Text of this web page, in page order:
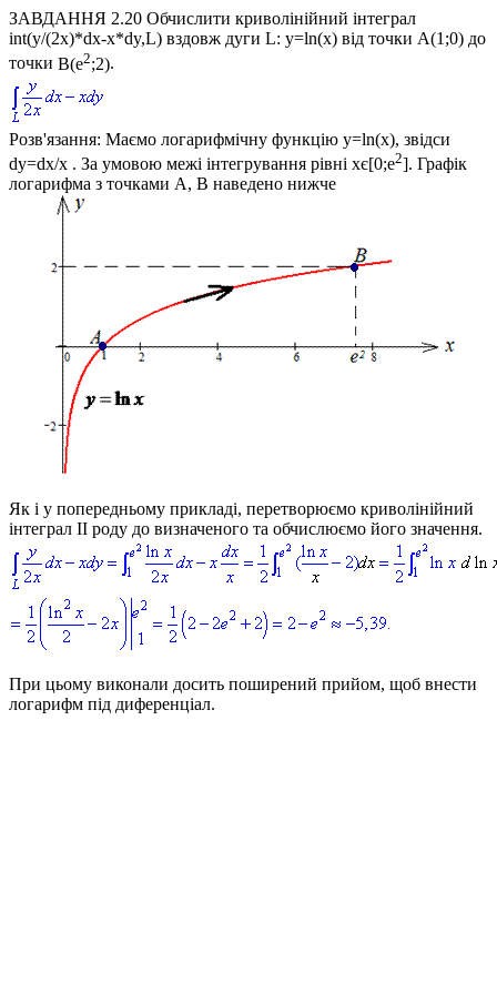
ЗАВДАННЯ 2.20 Обчислити криволінійний інтеграл
int(y/(2x)*dx-x*dy,L) вздовж дуги L: y=ln(x) від точки A(1;0) до
точки B(e2;2).
Розв'язання: Маємо логарифмічну функцію y=ln(x), звідси
dy=dx/x . За умовою межі інтегрування рівні xє[0;e2]. Графік
логарифма з точками A, B наведено нижче
Як і у попередньому прикладі, перетворюємо криволінійний
інтеграл ІІ роду до визначеного та обчислюємо його значення.
При цьому виконали досить поширений прийом, щоб внести
логарифм під диференціал.